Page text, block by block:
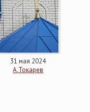
31 мая 2024
А.Токарев